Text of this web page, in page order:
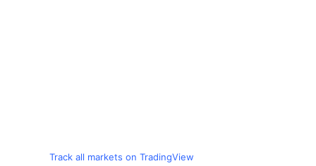
Track all markets on TradingView